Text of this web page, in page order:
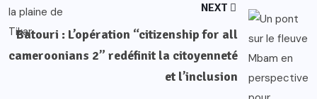
NEXT
Batouri : L’opération “citizenship for all
cameroonians 2” redéfinit la citoyenneté
et l’inclusion